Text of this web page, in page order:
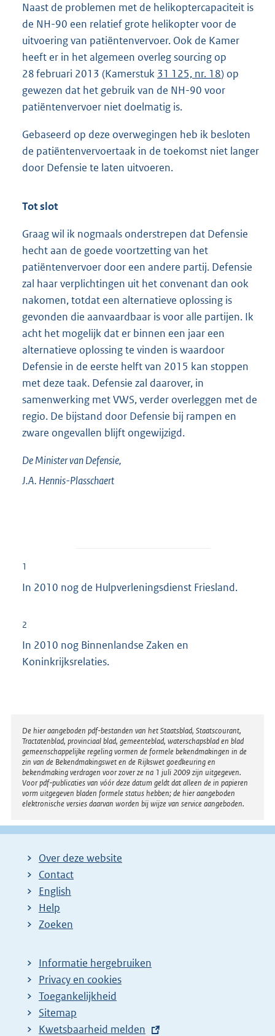
Naast de problemen met de helikoptercapaciteit is
de NH-90 een relatief grote helikopter voor de
uitvoering van patiëntenvervoer. Ook de Kamer
heeft er in het algemeen overleg sourcing op
28 februari 2013 (Kamerstuk 31 125, nr. 18) op
gewezen dat het gebruik van de NH-90 voor
patiëntenvervoer niet doelmatig is.
Gebaseerd op deze overwegingen heb ik besloten
de patiëntenvervoertaak in de toekomst niet langer
door Defensie te laten uitvoeren.
Tot slot
Graag wil ik nogmaals onderstrepen dat Defensie
hecht aan de goede voortzetting van het
patiëntenvervoer door een andere partij. Defensie
zal haar verplichtingen uit het convenant dan ook
nakomen, totdat een alternatieve oplossing is
gevonden die aanvaardbaar is voor alle partijen. Ik
acht het mogelijk dat er binnen een jaar een
alternatieve oplossing te vinden is waardoor
Defensie in de eerste helft van 2015 kan stoppen
met deze taak. Defensie zal daarover, in
samenwerking met VWS, verder overleggen met de
regio. De bijstand door Defensie bij rampen en
zware ongevallen blijft ongewijzigd.
De Minister van Defensie,
J.A. Hennis-Plasschaert
1
In 2010 nog de Hulpverleningsdienst Friesland.
2
In 2010 nog Binnenlandse Zaken en
Koninkrijksrelaties.
Disclaimer
De hier aangeboden pdf-bestanden van het Staatsblad, Staatscourant,
Tractatenblad, provinciaal blad, gemeenteblad, waterschapsblad en blad
gemeenschappelijke regeling vormen de formele bekendmakingen in de
zin van de Bekendmakingswet en de Rijkswet goedkeuring en
bekendmaking verdragen voor zover ze na 1 juli 2009 zijn uitgegeven.
Voor pdf-publicaties van vóór deze datum geldt dat alleen de in papieren
vorm uitgegeven bladen formele status hebben; de hier aangeboden
elektronische versies daarvan worden bij wijze van service aangeboden.
Over deze website
Contact
English
Help
Zoeken
Informatie hergebruiken
Privacy en cookies
Toegankelijkheid
Sitemap
E
Kwetsbaarheid melden